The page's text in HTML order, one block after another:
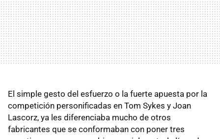
El simple gesto del esfuerzo o la fuerte apuesta por la
competición personificadas en Tom Sykes y Joan
Lascorz, ya les diferenciaba mucho de otros
fabricantes que se conformaban con poner tres